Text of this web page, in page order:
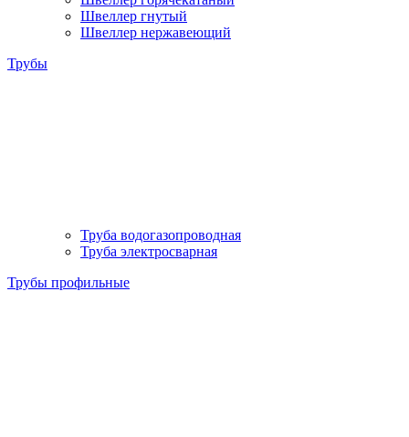
Швеллер гнутый
Швеллер нержавеющий
Трубы
Труба водогазопроводная
Труба электросварная
Трубы профильные